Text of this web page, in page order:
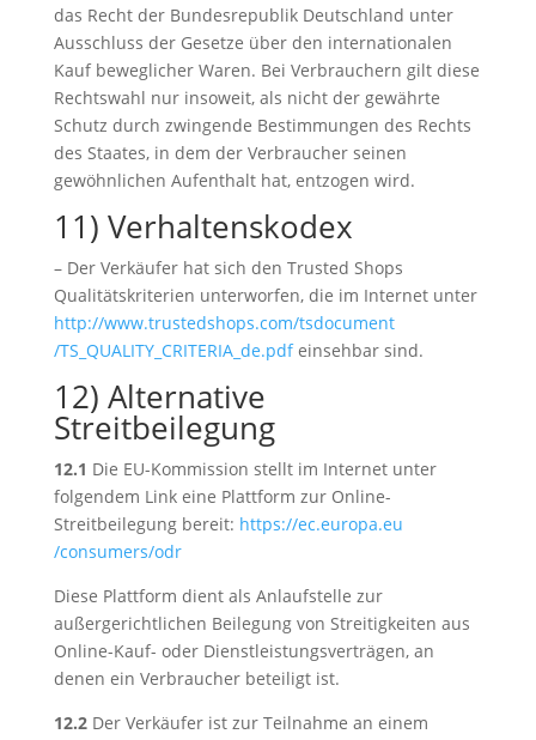
das Recht der Bundesrepublik Deutschland unter
Ausschluss der Gesetze über den internationalen
Kauf beweglicher Waren. Bei Verbrauchern gilt diese
Rechtswahl nur insoweit, als nicht der gewährte
Schutz durch zwingende Bestimmungen des Rechts
des Staates, in dem der Verbraucher seinen
gewöhnlichen Aufenthalt hat, entzogen wird.
11) Verhaltenskodex
– Der Verkäufer hat sich den Trusted Shops
Qualitätskriterien unterworfen, die im Internet unter
http://www.trustedshops.com/tsdocument
/TS_QUALITY_CRITERIA_de.pdfeinsehbar sind.
12) Alternative
Streitbeilegung
12.1 Die EU-Kommission stellt im Internet unter
folgendem Link eine Plattform zur Online-
Streitbeilegung bereit: https://ec.europa.eu
/consumers/odr
Diese Plattform dient als Anlaufstelle zur
außergerichtlichen Beilegung von Streitigkeiten aus
Online-Kauf- oder Dienstleistungsverträgen, an
denen ein Verbraucher beteiligt ist.
12.2Der Verkäufer ist zur Teilnahme an einem